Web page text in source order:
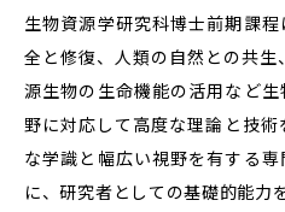
生物資源学研究科博士前期課
全と修復、人類の自然との共
源生物の生命機能の活用など
野に対応して高度な理論と技
な学識と幅広い視野を有する
に、研究者としての基礎的能力